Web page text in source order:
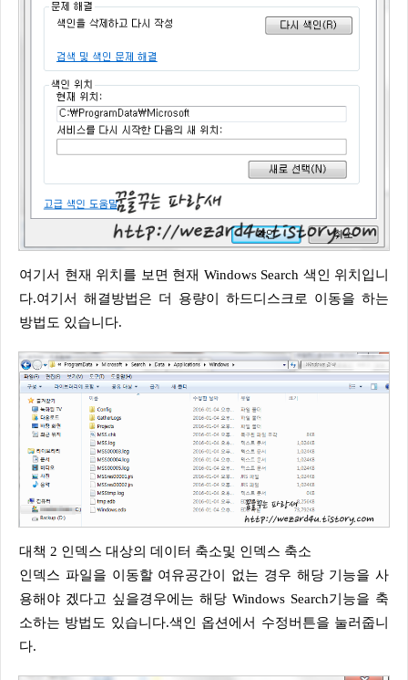
여기서 현재 위치를 보면 현재 Windows Search 색인 위치입니
다.여기서 해결방법은 더 용량이 하드디스크로 이동을 하는
방법도 있습니다.
대책 2 인덱스 대상의 데이터 축소및 인덱스 축소
인덱스 파일을 이동할 여유공간이 없는 경우 해당 기능을 사
용해야 겠다고 싶을경우에는 해당 Windows Search기능을 축
소하는 방법도 있습니다.색인 옵션에서 수정버튼을 눌러줍니
다.